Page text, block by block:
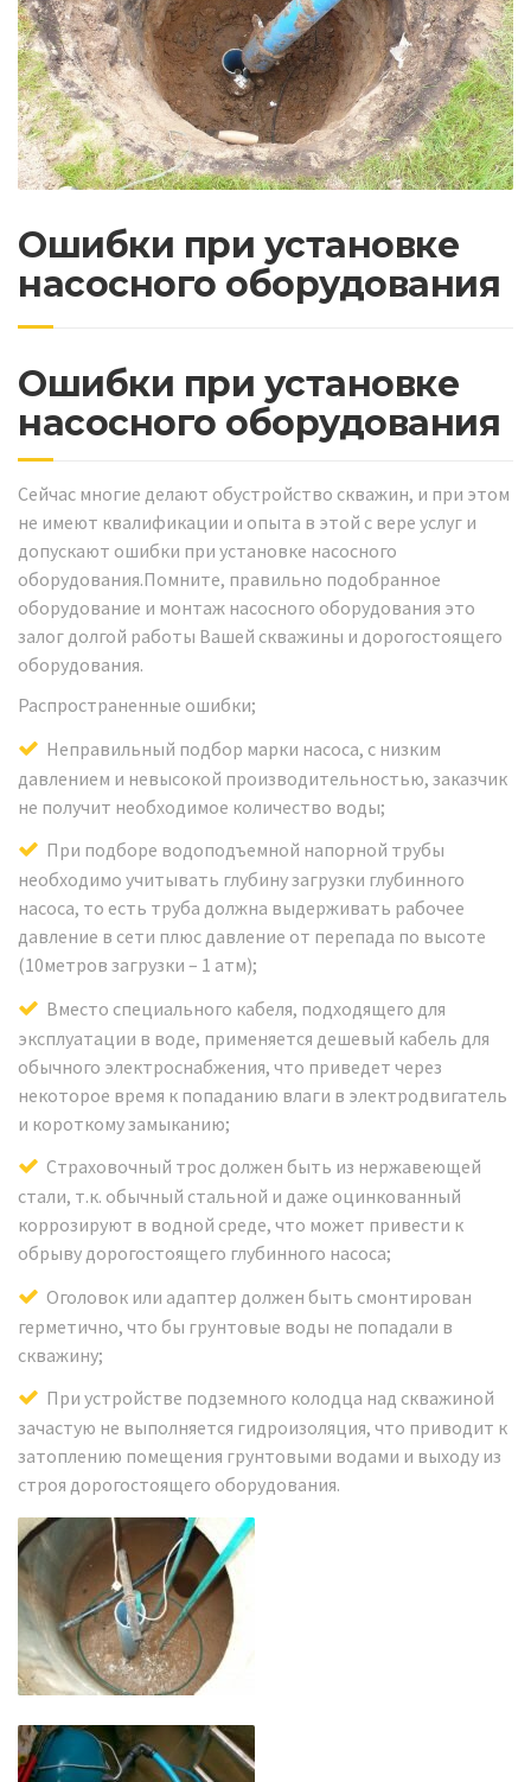
Ошибки при установке
насосного оборудования
Ошибки при установке
насосного оборудования
Сейчас многие делают обустройство скважин, и при этом
не имеют квалификации и опыта в этой с вере услуг и
допускают ошибки при установке насосного
оборудования.Помните, правильно подобранное
оборудование и монтаж насосного оборудования это
залог долгой работы Вашей скважины и дорогостоящего
оборудования.
Распространенные ошибки;
Неправильный подбор марки насоса, с низким
давлением и невысокой производительностью, заказчик
не получит необходимое количество воды;
При подборе водоподъемной напорной трубы
необходимо учитывать глубину загрузки глубинного
насоса, то есть труба должна выдерживать рабочее
давление в сети плюс давление от перепада по высоте
(10метров загрузки – 1 атм);
Вместо специального кабеля, подходящего для
эксплуатации в воде, применяется дешевый кабель для
обычного электроснабжения, что приведет через
некоторое время к попаданию влаги в электродвигатель
и короткому замыканию;
Страховочный трос должен быть из нержавеющей
стали, т.к. обычный стальной и даже оцинкованный
коррозируют в водной среде, что может привести к
обрыву дорогостоящего глубинного насоса;
Оголовок или адаптер должен быть смонтирован
герметично, что бы грунтовые воды не попадали в
скважину;
При устройстве подземного колодца над скважиной
зачастую не выполняется гидроизоляция, что приводит к
затоплению помещения грунтовыми водами и выходу из
строя дорогостоящего оборудования.